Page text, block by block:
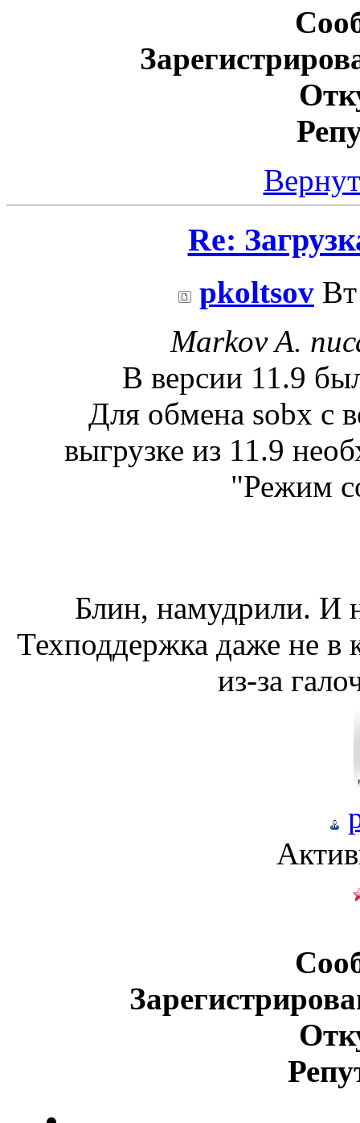
Re:
pkoltsov
Markov A.
В версии 11.9
Для обмена sobx с
выгрузке из 11.9
"Режим
Блин, намудрили. И
Техподдержка даже не в
из-за